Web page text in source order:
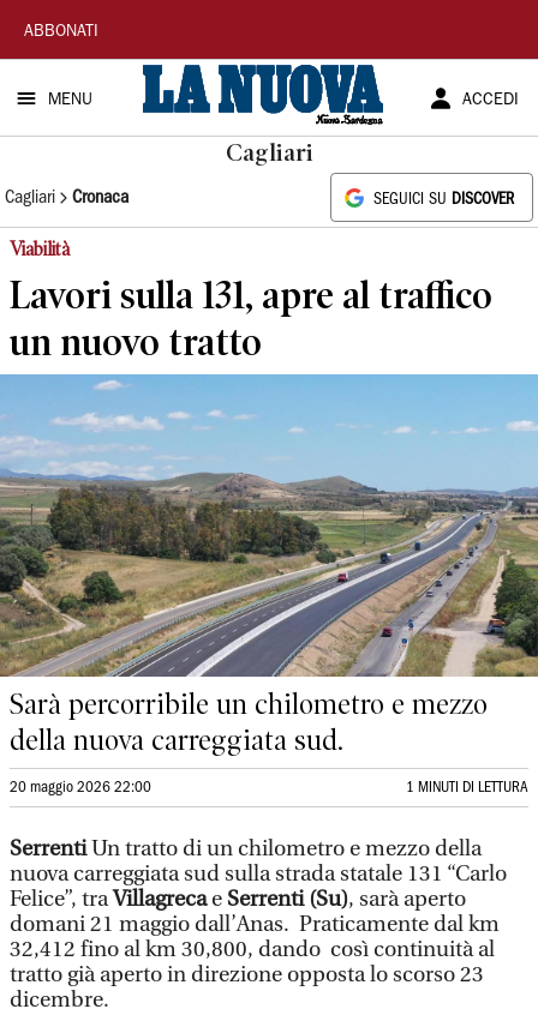
La
Nuova
Sardegna
ABBONATI
MENU ACCEDI
Cagliari
Cagliari Cronaca SEGUICI SU DISCOVER
Viabilità
Lavori sulla 131, apre al traffico
un nuovo tratto
Sarà percorribile un chilometro e mezzo
della nuova carreggiata sud.
20 maggio 2026 22:00 1 MINUTI DI LETTURA
SerrentiUn tratto di un chilometro e mezzo della
nuova carreggiata sud sulla strada statale 131 “Carlo
Felice”, traVillagrecae Serrenti (Su), sarà aperto
domani 21 maggio dall’Anas. Praticamente dal km
32,412 fino al km 30,800, dando così continuità al
tratto già aperto in direzione opposta lo scorso 23
dicembre.